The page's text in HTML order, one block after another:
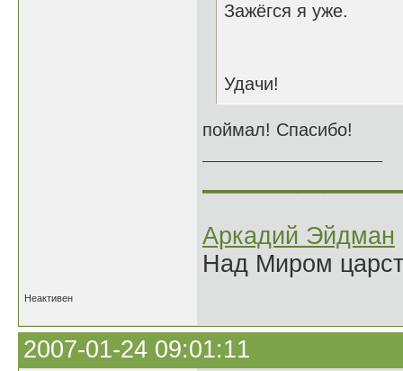
Зажёгся я уже.
Удачи!
поймал! Спасибо!
Аркадий Эйдман
Над Миром
Неактивен
2007-01-24 09:01:11